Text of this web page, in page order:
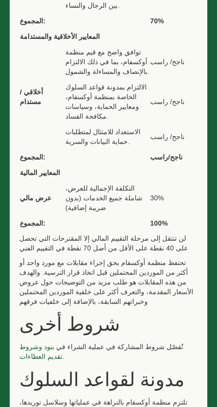
المجموع:
70%
المعايير الأخلاقية والمستدامة
أخلاقي /
مستدام
توافق واضح مع قيم منظمة
أوكسفام، بما في ذلك الالتزام ناجح/ راسب
الالتزام بمدونة قواعد السلوك
الخاصة بمنظمة أوكسفام،
ومعايير الحماية، وسياسات
ناجح/ راسب
الاستعداد للامتثال لمتطلبات
ناجح/ راسب
المجموع:
ناجح/راسب
المعايير المالية
عرض مالي
التكلفة الإجمالية للعرض،
شاملة جميع الخدمات (بدون
ضريبة إضافية)
30%
المجموع:
100%
لن تنتقل إلى مرحلة التقييم المالي إلا المقترحات التي تحصل
على 40 نقطة على الأقل من أصل 70 نقطة في التقييم الفني
تحتفظ منظمة أوكسفام بحق إجراء مقابلات مع مورد واحد أو
أكثر من الموردين المحتملين قبل اتخاذ قرار الترسية. والهدف
من هذه المقابلات هو طلب مزيد من التوضيحات حول عروض
الأسعار المقدمة، والتعرف أكثر على خلفية الموردين المحتملين
وخبراتهم السابقة، بالإضافة إلى خلفيات فرقهم
شروط أخرى
تُفصّل شروط المشاركة في عملية الشراء في بنود وشروط
تقديم العطاءات.
مدونة لقواعد السلوك
تلتزم منظمة أوكسفام بالنزاهة في عملياتها وسلاسل توريدها،